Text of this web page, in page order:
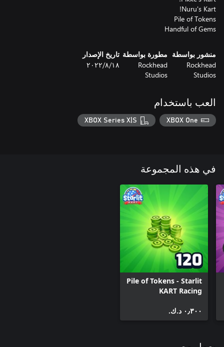
Handful of Gems
منشور بواسطة
Rockhead
Studios
مطورة بواسطة
Rockhead
Studios
تاريخ الإصدار
١٨‏/٨‏/٢٠٢٢
العب باستخدام
XBOX One
XBOX Series X|S
في هذه المجموعة
Pile of Tokens - Starlit
KART Racing
٠٫٣٠٠ د.ك.‏